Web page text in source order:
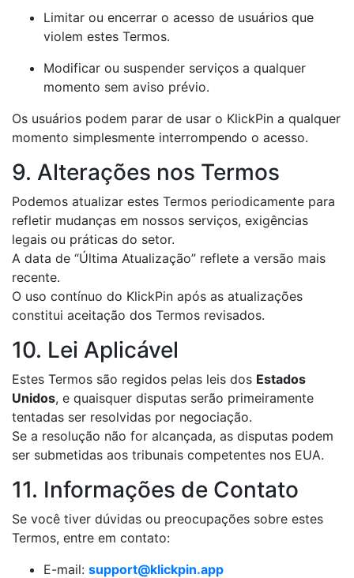
Limitar ou encerrar o acesso de usuários que
violem estes Termos.
Modificar ou suspender serviços a qualquer
momento sem aviso prévio.
Os usuários podem parar de usar o KlickPin a qualquer
momento simplesmente interrompendo o acesso.
9. Alterações nos Termos
Podemos atualizar estes Termos periodicamente para
refletir mudanças em nossos serviços, exigências
legais ou práticas do setor.
A data de “Última Atualização” reflete a versão mais
recente.
O uso contínuo do KlickPin após as atualizações
constitui aceitação dos Termos revisados.
10. Lei Aplicável
Estes Termos são regidos pelas leis dos Estados
Unidos, e quaisquer disputas serão primeiramente
tentadas ser resolvidas por negociação.
Se a resolução não for alcançada, as disputas podem
ser submetidas aos tribunais competentes nos EUA.
11. Informações de Contato
Se você tiver dúvidas ou preocupações sobre estes
Termos, entre em contato:
E-mail: support@klickpin.app